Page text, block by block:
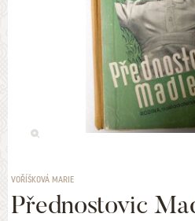
VOŘÍŠKOVÁ MARIE
Přednostovic